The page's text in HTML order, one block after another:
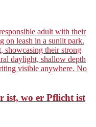
ist, wo er Pflicht ist